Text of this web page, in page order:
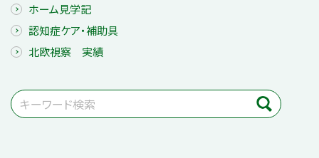
ホーム見学記
認知症ケア・補助具
北欧視察 実績